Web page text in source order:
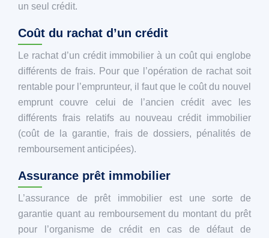
un seul crédit.
Coût du rachat d’un crédit
Le rachat d’un crédit immobilier à un coût qui englobe
différents de frais. Pour que l’opération de rachat soit
rentable pour l’emprunteur, il faut que le coût du nouvel
emprunt couvre celui de l’ancien crédit avec les
différents frais relatifs au nouveau crédit immobilier
(coût de la garantie, frais de dossiers, pénalités de
remboursement anticipées).
Assurance prêt immobilier
L’assurance de prêt immobilier est une sorte de
garantie quant au remboursement du montant du prêt
pour l’organisme de crédit en cas de défaut de